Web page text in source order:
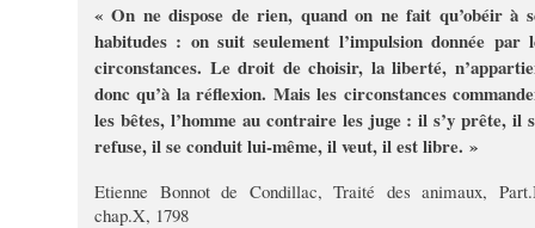
« On ne dispose de rien, quand on ne fait qu’obéir à
habitudes : on suit seulement l’impulsion donnée par
circonstances. Le droit de choisir, la liberté,
donc qu’à la réflexion. Mais les circonstances
les bêtes, l’homme au contraire les juge : il s’y prête, il
refuse, il se conduit lui-même, il veut, il est libre. »
Etienne Bonnot de Condillac, Traité des animaux,
chap.X, 1798